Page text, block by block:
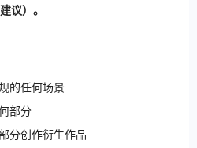
议）。
的任何场景
部分
分创作衍生作品